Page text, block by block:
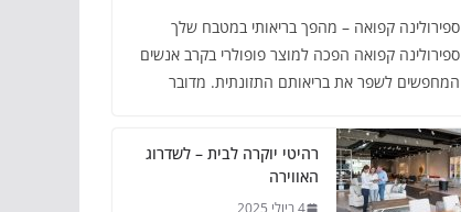
ספירולינה קפואה – מהפך בריאותי במטבח שלך
ספירולינה קפואה הפכה למוצר פופולרי בקרב אנשים
המחפשים לשפר את בריאותם התזונתית. מדובר
רהיטי יוקרה לבית – לשדרוג
האווירה
4 ביולי 2025